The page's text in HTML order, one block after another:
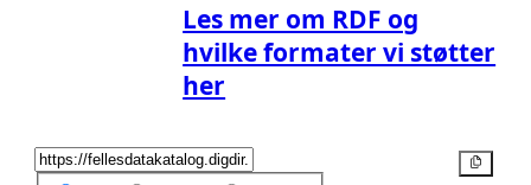
Les mer om RDF og
hvilke formater vi støtter
her